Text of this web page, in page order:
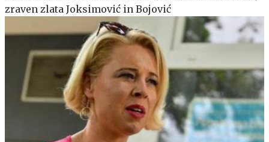
zraven zlata Joksimović in Bojović